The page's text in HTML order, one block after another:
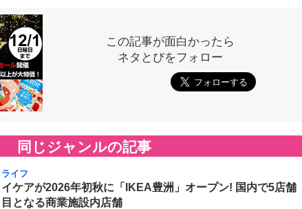
この記事が面白かったら
ネタとぴをフォロー
同じジャンルの記事
ライフ
イケアが2026年初秋に「IKEA豊洲」オープン! 国内で5店舗
目となる商業施設内店舗